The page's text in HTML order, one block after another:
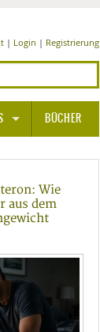
| Login | Registrierung
UND PHARMA
UND PFLEGE
UND FITNESS
BÜCHER
Wie
aus dem